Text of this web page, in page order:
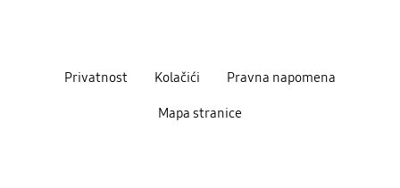
Privatnost Kolačići Pravna napomena
Mapa stranice